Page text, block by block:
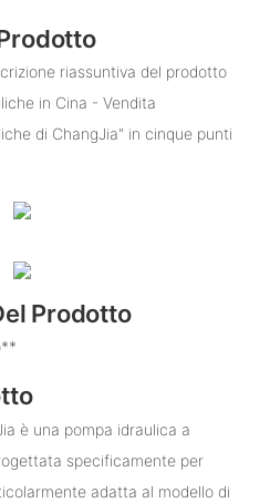
riassuntiva del prodotto
in Cina - Vendita
di ChangJia" in cinque punti
Prodotto
è una pompa idraulica a
specificamente per
adatta al modello di